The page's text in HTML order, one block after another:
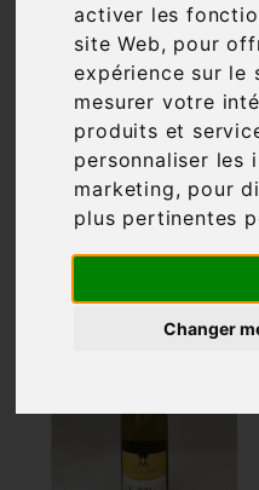
activer les
site Web, pour
expérience sur le
mesurer votre
produits et
personnaliser les
marketing, pour
plus pertinentes
Changer
Pertinence